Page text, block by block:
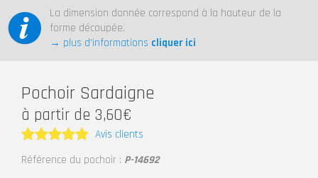
La dimension donnée correspond à la hauteur de la
forme découpée.
→ plus d’informations cliquer ici
Pochoir Sardaigne
à partir de 3,60€
Note5
Avis clients
Référence du pochoir : P-14692